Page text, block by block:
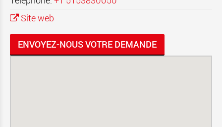
Site web
ENVOYEZ-NOUS VOTRE DEMANDE